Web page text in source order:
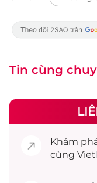
Tin cùng
Khám
cùng